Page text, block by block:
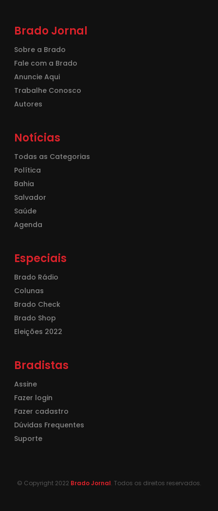
Brado Jornal
Sobre a Brado
Fale com a Brado
Anuncie Aqui
Trabalhe Conosco
Autores
Notícias
Todas as Categorias
Política
Bahia
Salvador
Saúde
Agenda
Especiais
Brado Rádio
Colunas
Brado Check
Brado Shop
Eleições 2022
Bradistas
Assine
Fazer login
Fazer cadastro
Dúvidas Frequentes
Suporte
© Copyright 2022 Brado Jornal. Todos os direitos reservados.